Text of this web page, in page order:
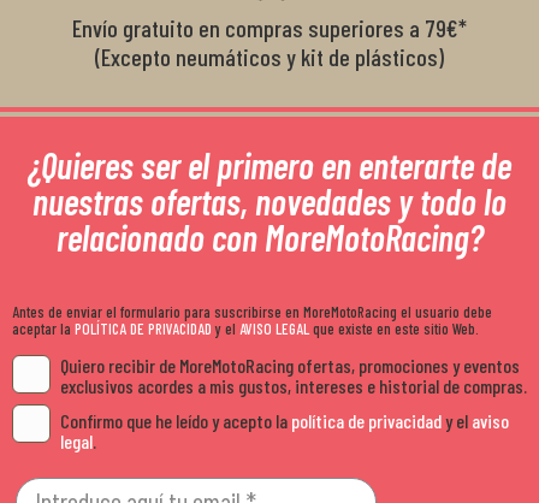
Envío gratuito en compras superiores a 79€*
(Excepto neumáticos y kit de plásticos)
¿Quieres ser el primero en enterarte de
nuestras ofertas, novedades y todo lo
relacionado con MoreMotoRacing?
Antes de enviar el formulario para suscribirse en MoreMotoRacing el usuario debe
aceptar la POLÍTICA DE PRIVACIDADy el AVISO LEGALque existe en este sitio Web.
Quiero recibir de MoreMotoRacing ofertas, promociones y eventos
exclusivos acordes a mis gustos, intereses e historial de compras.
Confirmo que he leído y acepto la política de privacidady el aviso
legal